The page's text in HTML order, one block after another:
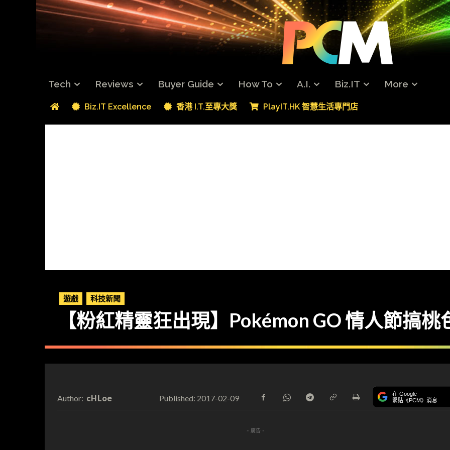
Tech Reviews Buyer Guide How To A.I. Biz.IT More
Biz.IT Excellence 香港 I.T.至專大獎 PlayIT.HK 智慧生活專門店
遊戲 科技新聞
【粉紅精靈狂出現】Pokémon GO 情人節搞桃
Author: cHLoe Published: 2017-02-09 在 Google
緊貼《PCM》消息
- 廣告 -